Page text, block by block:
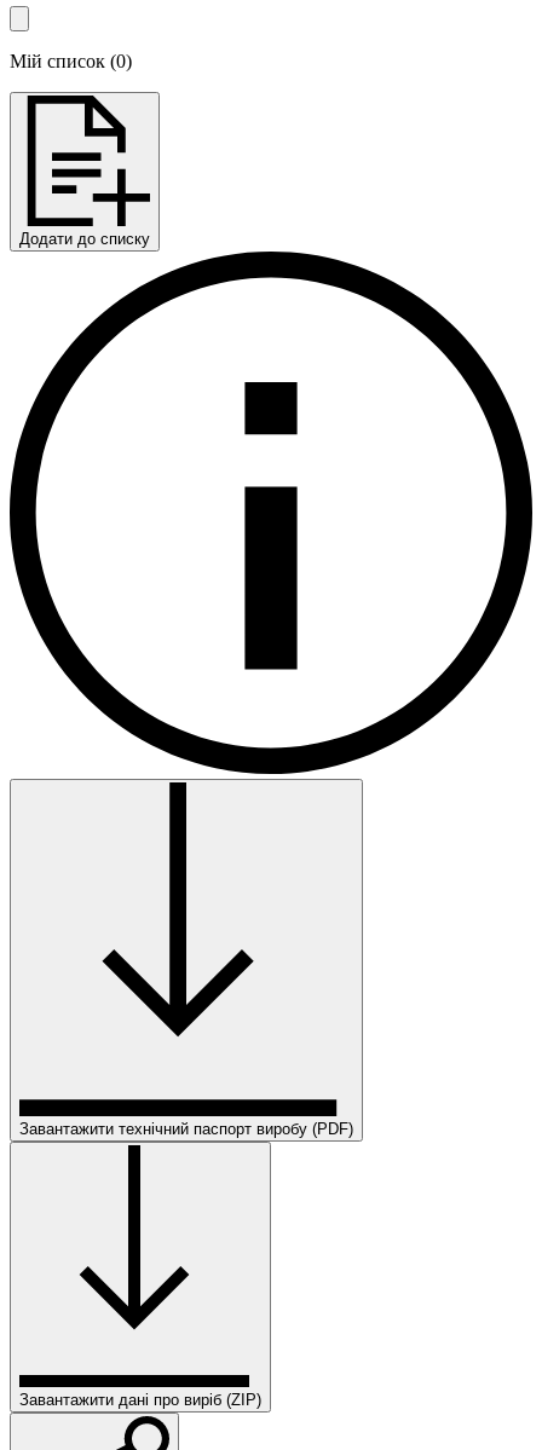
Мій список (0)
Додати до списку
Завантажити технічний паспорт виробу (PDF)
Завантажити дані про виріб (ZIP)